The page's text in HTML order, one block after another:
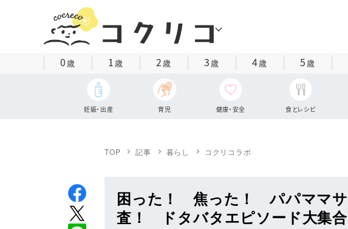
0歳 1歳 2歳 3歳 4歳 5歳
妊娠・出産 育児 健康・安全 食とレシピ
TOP 記事 暮らし コクリコラボ
困った！ 焦った！ パパママサ
査！ ドタバタエピソード大集合